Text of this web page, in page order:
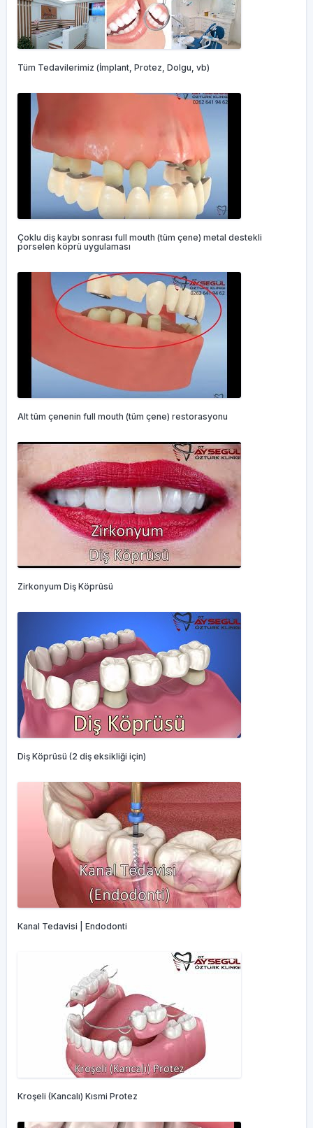
Tüm Tedavilerimiz (İmplant, Protez, Dolgu, vb)
Çoklu diş kaybı sonrası full mouth (tüm çene) metal destekli
porselen köprü uygulaması
Alt tüm çenenin full mouth (tüm çene) restorasyonu
Zirkonyum Diş Köprüsü
Diş Köprüsü (2 diş eksikliği için)
Kanal Tedavisi | Endodonti
Kroşeli (Kancalı) Kısmi Protez